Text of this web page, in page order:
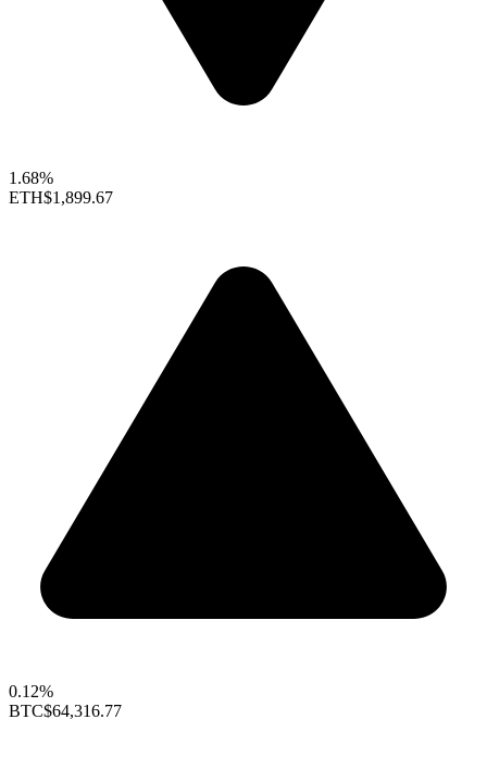
1.68%
ETH$1,899.67
0.12%
BTC$64,316.77